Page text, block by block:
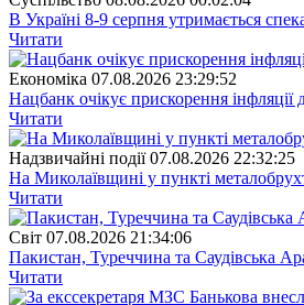
В Україні 8-9 серпня утримається
Читати
Економіка 07.08.2026 23:29:52
Нацбанк очікує прискорення інфляції
Читати
Надзвичайні події 07.08.2026 22:32:25
На Миколаївщині у пункті
Читати
Свiт 07.08.2026 21:34:06
Пакистан, Туреччина та Саудівська
Читати